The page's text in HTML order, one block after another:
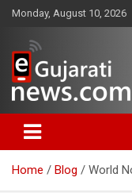
Skip
content
Monday, August 10, 2026
ગુજરાત
સમાચાર
ન્યૂઝ પોર્ટલ
Home Blog World